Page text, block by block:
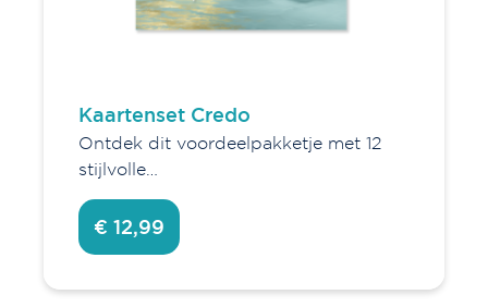
Kaartenset Credo
Ontdek dit voordeelpakketje met 12
stijlvolle…
€ 12,99